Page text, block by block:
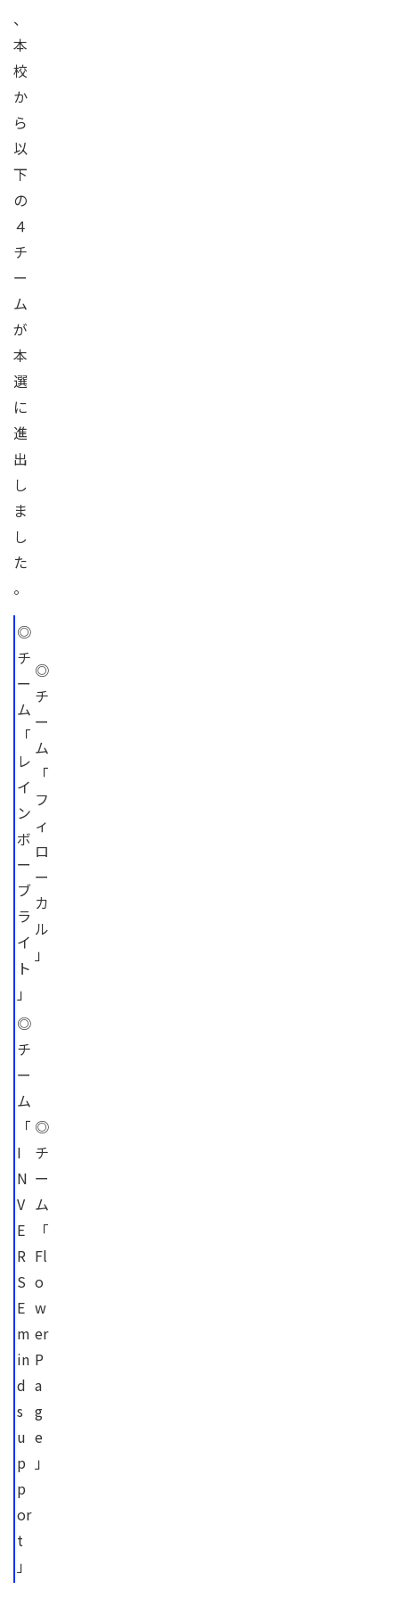
、
本
校
か
ら
以
下
の
４
チ
ー
ム
が
本
選
に
進
出
し
ま
し
た
。
◎
チ
ー
ム
「
レ
イ
ン
ボ
ー
ブ
ラ
イ
ト
」
◎
チ
ー
ム
「
フ
ィ
ロ
ー
カ
ル
」
◎
チ
ー
ム
「
I
N
V
E
R
S
E
m
in
d
s
u
p
p
or
t
」
◎
チ
ー
ム
「
Fl
o
w
er
P
a
g
e
」